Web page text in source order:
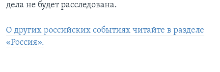
дела не будет расследована.
О других российских событиях читайте в разделе
«Россия».